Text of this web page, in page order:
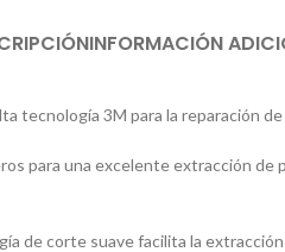
INFORMACIÓN
tecnología 3M para la reparación
para una excelente extracción de
de corte suave facilita la